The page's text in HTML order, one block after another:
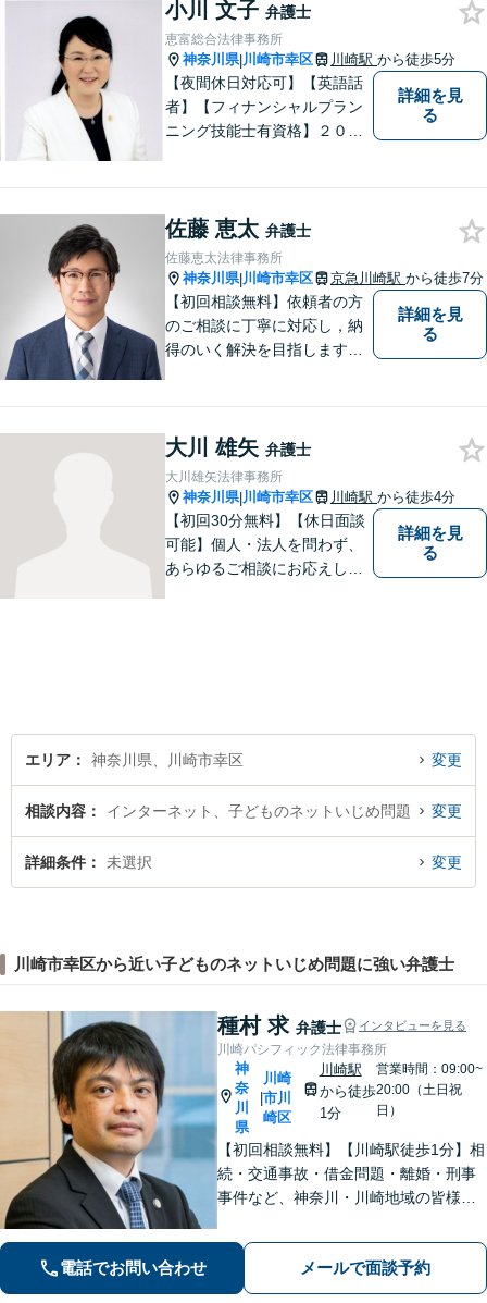
小川 文子 弁護士
恵富総合法律事務所
神奈川県|川崎市幸区 川崎駅 から徒歩5分
【夜間休日対応可】【英語話
者】【フィナンシャルプラン
ニング技能士有資格】２０年
ております。
詳細を見
る
佐藤 恵太 弁護士
佐藤恵太法律事務所
神奈川県|川崎市幸区 京急川崎駅 から徒歩7分
【初回相談無料】依頼者の方
のご相談に丁寧に対応し，納
得のいく解決を目指します。
詳細を見
る
大川 雄矢 弁護士
大川雄矢法律事務所
神奈川県|川崎市幸区 川崎駅 から徒歩4分
【初回30分無料】【休日面談
可能】個人・法人を問わず、
あらゆるご相談にお応えしま
詳細を見
る
エリア 神奈川県、川崎市幸区 変更
相談内容 インターネット、子どものネットいじめ問題 変更
詳細条件 未選択 変更
川崎市幸区から近い子どものネットいじめ問題に強い弁護士
種村 求 弁護士 インタビューを見る
川崎パシフィック法律事務所
神
奈
川
県
|
川崎
市川
崎区
川崎駅
から徒歩
1分
営業時間：09:00~
20:00（土日祝
日）
【初回相談無料】【川崎駅徒歩1分】相
続・交通事故・借金問題・離婚・刑事
事件など、神奈川・川崎地域の皆様の
取り組みます。クチコミ・リピーター
の方も多数。お気軽にお問い合わせ下
さい。
電話でお問い合わせ メールで面談予約